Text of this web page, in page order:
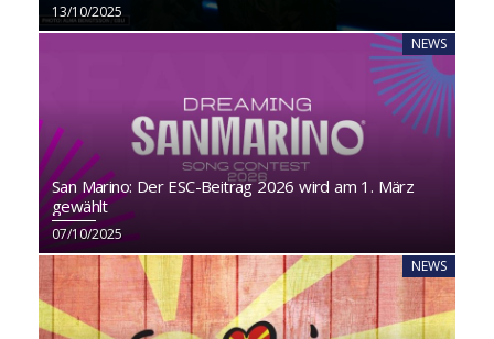
13/10/2025
NEWS
San Marino: Der ESC-Beitrag 2026 wird am 1. März
gewählt
07/10/2025
NEWS